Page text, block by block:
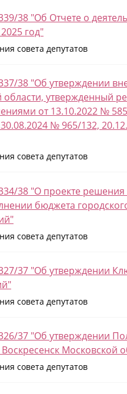
38 "Об Отчете о
год"
совета депутатов
38 "Об утверждении
утвержденный
от 13.10.2022 №
№ 965/132,
совета депутатов
38 "О проекте решения
бюджета
совета депутатов
37 "Об утверждении
совета депутатов
37 "Об утверждении
Московской
совета депутатов